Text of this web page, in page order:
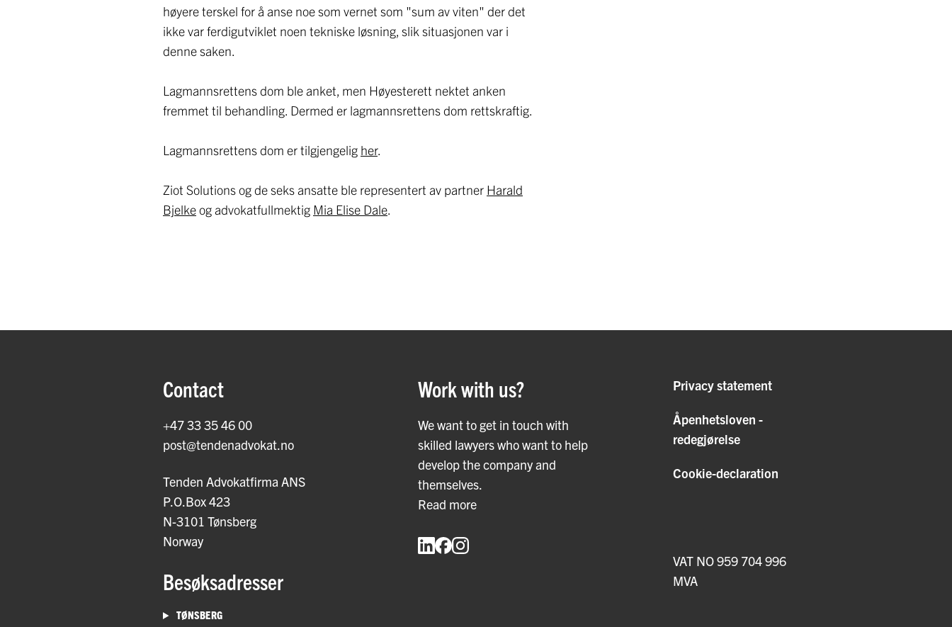
høyere terskel for å anse noe som vernet som "sum av viten" der det
ikke var ferdigutviklet noen tekniske løsning, slik situasjonen var i
denne saken.
Lagmannsrettens dom ble anket, men Høyesterett nektet anken
fremmet til behandling. Dermed er lagmannsrettens dom rettskraftig.
Lagmannsrettens dom er tilgjengelig her.
Ziot Solutions og de seks ansatte ble representert av partner Harald
Bjelkeog advokatfullmektig Mia Elise Dale.
Contact
+47 33 35 46 00
post@tendenadvokat.no
Tenden Advokatfirma ANS
P.O.Box 423
N-3101 Tønsberg
Norway
Besøksadresser
TØNSBERG
Work with us?
We want to get in touch with
skilled lawyers who want to help
develop the company and
themselves.
Read more
Privacy statement
Åpenhetsloven -
redegjørelse
Cookie-declaration
VAT NO 959 704 996
MVA